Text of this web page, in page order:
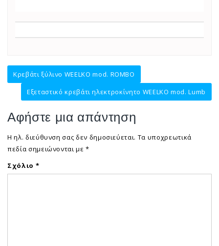
Πλοήγηση
άρθρων
Κρεβάτι ξύλινο WEELKO mod. ROMBO
Εξεταστικό κρεβάτι ηλεκτροκίνητο WEELKO mod. Lumb
Αφήστε μια απάντηση
Η ηλ. διεύθυνση σας δεν δημοσιεύεται. Τα υποχρεωτικά
πεδία σημειώνονται με*
Σχόλιο *